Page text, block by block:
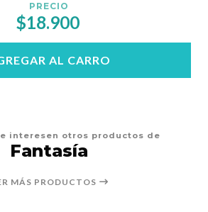
PRECIO
$18.900
AL CARRO
interesen otros productos de
Fantasía
MÁS PRODUCTOS